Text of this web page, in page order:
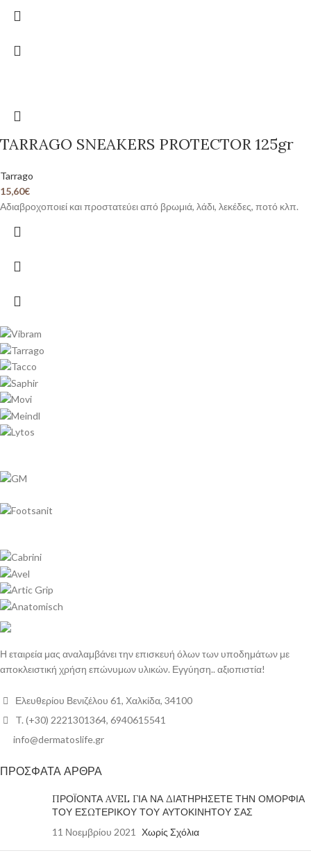
TARRAGO SNEAKERS PROTECTOR 125gr
Tarrago
15,60€
Αδιαβροχοποιεί και προστατεύει από βρωμιά, λάδι, λεκέδες, ποτό κλπ.
Η εταιρεία μας αναλαμβάνει την επισκευή όλων των υποδημάτων με
αποκλειστική χρήση επώνυμων υλικών. Εγγύηση.. αξιοπιστία!
Ελευθερίου Βενιζέλου 61, Χαλκίδα, 34100
T. (+30) 2221301364, 6940615541
info@dermatoslife.gr
ΠΡΟΣΦΑΤΑ ΑΡΘΡΑ
ΠΡΟΪΟΝΤΑ AVEL ΓΙΑ ΝΑ ΔΙΑΤΗΡΗΣΕΤΕ ΤΗΝ ΟΜΟΡΦΙΑ
ΤΟΥ ΕΣΩΤΕΡΙΚΟΥ ΤΟΥ ΑΥΤΟΚΙΝΗΤΟΥ ΣΑΣ
11 Νοεμβρίου 2021 Χωρίς Σχόλια